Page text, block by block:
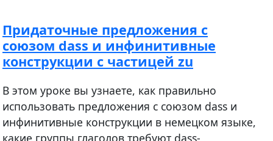
Придаточные предложения с
союзом dass и инфинитивные
конструкции с частицей zu
В этом уроке вы узнаете, как правильно
использовать предложения c союзом dass и
инфинитивные конструкции в немецком языке,
какие группы глаголов требуют dass-